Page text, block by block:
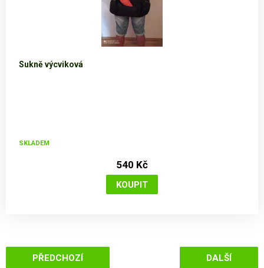
Sukně výcviková
SKLADEM
540 Kč
PŘEDCHOZÍ DALŠÍ